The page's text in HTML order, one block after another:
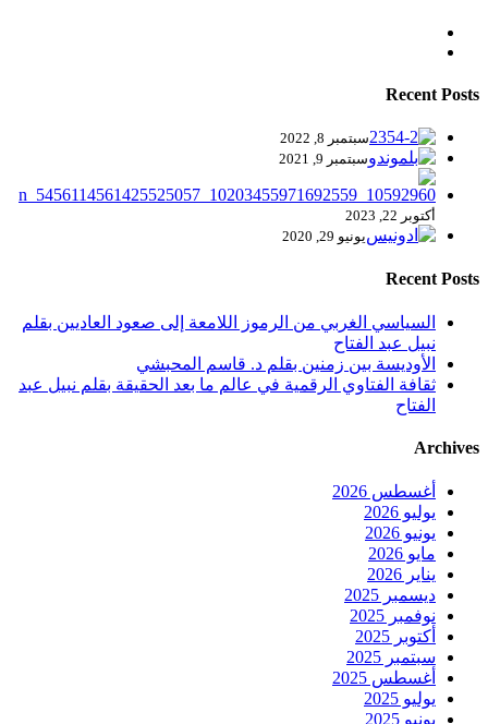
Recent Posts
سبتمبر 8, 2022
سبتمبر 9, 2021
أكتوبر 22, 2023
يونيو 29, 2020
Recent Posts
السياسي الغربي من الرموز اللامعة إلى صعود العاديين بقلم
نبيل عبد الفتاح
الأوديسة بين زمنين بقلم د. قاسم المحبشي
ثقافة الفتاوي الرقمية في عالم ما بعد الحقيقة بقلم نبيل عبد
الفتاح
Archives
أغسطس 2026
يوليو 2026
يونيو 2026
مايو 2026
يناير 2026
ديسمبر 2025
نوفمبر 2025
أكتوبر 2025
سبتمبر 2025
أغسطس 2025
يوليو 2025
يونيو 2025